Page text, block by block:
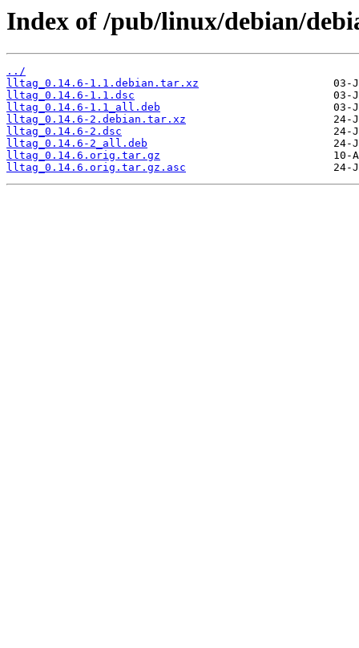
Index of /pub/linux/debian/
../
lltag_0.14.6-1.1.debian.tar.xz
lltag_0.14.6-1.1.dsc
lltag_0.14.6-1.1_all.deb
lltag_0.14.6-2.debian.tar.xz
lltag_0.14.6-2.dsc
lltag_0.14.6-2_all.deb
lltag_0.14.6.orig.tar.gz
lltag_0.14.6.orig.tar.gz.asc